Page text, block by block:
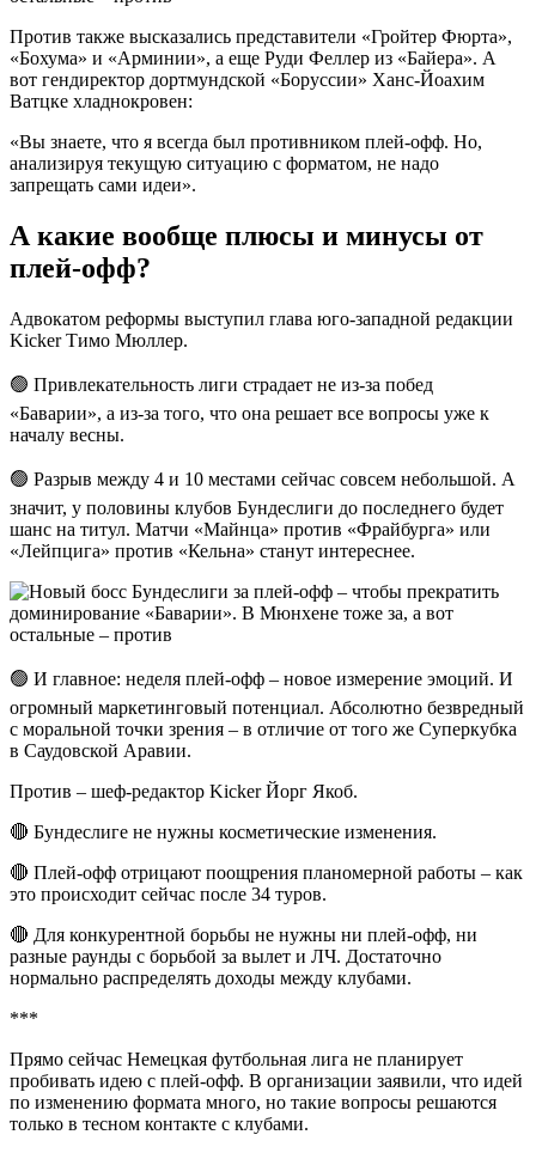
Против также высказались представители «Гройтер Фюрта»,
«Бохума» и «Арминии», а еще Руди Феллер из «Байера». А
вот гендиректор дортмундской «Боруссии» Ханс-Йоахим
Ватцке хладнокровен:
«Вы знаете, что я всегда был противником плей-офф. Но,
анализируя текущую ситуацию с форматом, не надо
запрещать сами идеи».
А какие вообще плюсы и минусы от
плей-офф?
Адвокатом реформы выступил глава юго-западной редакции
Kicker Тимо Мюллер.
🟢 Привлекательность лиги страдает не из-за побед
«Баварии», а из-за того, что она решает все вопросы уже к
началу весны.
🟢 Разрыв между 4 и 10 местами сейчас совсем небольшой. А
значит, у половины клубов Бундеслиги до последнего будет
шанс на титул. Матчи «Майнца» против «Фрайбурга» или
«Лейпцига» против «Кельна» станут интереснее.
🟢 И главное: неделя плей-офф – новое измерение эмоций. И
огромный маркетинговый потенциал. Абсолютно безвредный
с моральной точки зрения – в отличие от того же Суперкубка
в Саудовской Аравии.
Против – шеф-редактор Kicker Йорг Якоб.
🔴 Бундеслиге не нужны косметические изменения.
🔴 Плей-офф отрицают поощрения планомерной работы – как
это происходит сейчас после 34 туров.
🔴 Для конкурентной борьбы не нужны ни плей-офф, ни
разные раунды с борьбой за вылет и ЛЧ. Достаточно
нормально распределять доходы между клубами.
***
Прямо сейчас Немецкая футбольная лига не планирует
пробивать идею с плей-офф. В организации заявили, что идей
по изменению формата много, но такие вопросы решаются
только в тесном контакте с клубами.